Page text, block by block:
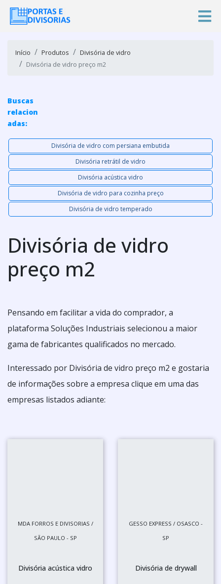
Início Produtos
Divisória de vidro
Divisória de vidro preço m2
Buscas
relacion
adas:
Divisória de vidro com persiana embutida
Divisória retrátil de vidro
Divisória acústica vidro
Divisória de vidro para cozinha preço
Divisória de vidro temperado
Divisória de vidro
preço m2
Pensando em facilitar a vida do comprador, a
plataforma Soluções Industriais selecionou a maior
gama de fabricantes qualificados no mercado.
Interessado por Divisória de vidro preço m2 e gostaria
de informações sobre a empresa clique em uma das
empresas listados adiante:
MDA FORROS E DIVISORIAS /
SÃO PAULO - SP
Divisória acústica vidro
GESSO EXPRESS / OSASCO -
SP
Divisória de drywall